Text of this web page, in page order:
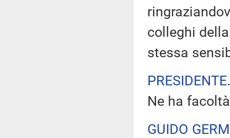
colleghi
stessa
PRESIDENTE
Ne ha
GUIDO